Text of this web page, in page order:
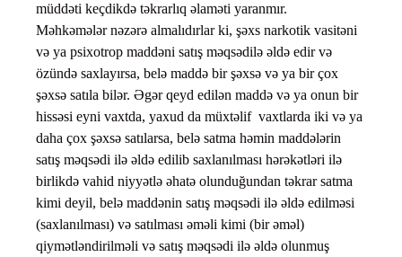
müddəti keçdikdə təkrarlıq əlaməti yaranmır.
Məhkəmələr nəzərə almalıdırlar ki, şəxs narkotik vasitəni
və ya psixotrop maddəni satış məqsədilə əldə edir və
özündə saxlayırsa, belə maddə bir şəxsə və ya bir çox
şəxsə satıla bilər. Əgər qeyd edilən maddə və ya onun bir
hissəsi eyni vaxtda, yaxud da müxtəlif vaxtlarda iki və ya
daha çox şəxsə satılarsa, belə satma həmin maddələrin
satış məqsədi ilə əldə edilib saxlanılması hərəkətləri ilə
birlikdə vahid niyyətlə əhatə olunduğundan təkrar satma
kimi deyil, belə maddənin satış məqsədi ilə əldə edilməsi
(saxlanılması) və satılması əməli kimi (bir əməl)
qiymətləndirilməli və satış məqsədi ilə əldə olunmuş